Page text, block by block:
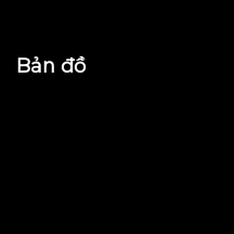
Bản đồ